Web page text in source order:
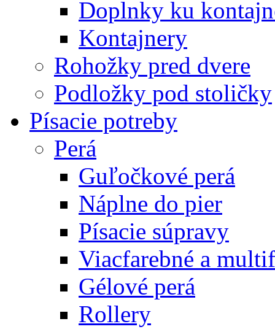
Doplnky ku
Kontajnery
Rohožky pred dvere
Podložky pod stoličky
Písacie potreby
Perá
Guľočkové perá
Náplne do pier
Písacie súpravy
Viacfarebné a
Gélové perá
Rollery